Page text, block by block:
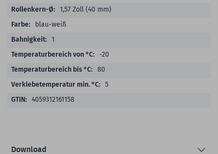
1,57 Zoll (40 mm)
blau-weiß
1
-20
80
5
4059312161158
Download